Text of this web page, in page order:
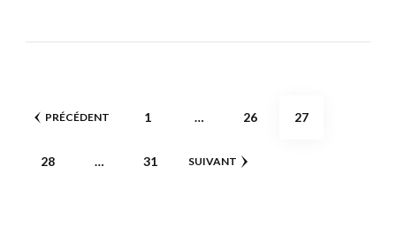
Pagination
publications
PRÉCÉDENT PAGE
1 … PAGE
26 PAGE
27
PAGE
28 … PAGE
31 SUIVANT